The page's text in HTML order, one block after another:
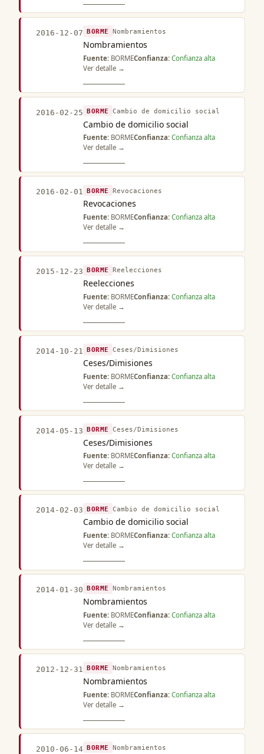
2016-12-07 BORME Nombramientos
Nombramientos
Fuente: BORMEConfianza: Confianza alta
Ver detalle →
2016-02-25 BORME Cambio de domicilio social
Cambio de domicilio social
Fuente: BORMEConfianza: Confianza alta
Ver detalle →
2016-02-01 BORME Revocaciones
Revocaciones
Fuente: BORMEConfianza: Confianza alta
Ver detalle →
2015-12-23 BORME Reelecciones
Reelecciones
Fuente: BORMEConfianza: Confianza alta
Ver detalle →
2014-10-21 BORME Ceses/Dimisiones
Ceses/Dimisiones
Fuente: BORMEConfianza: Confianza alta
Ver detalle →
2014-05-13 BORME Ceses/Dimisiones
Ceses/Dimisiones
Fuente: BORMEConfianza: Confianza alta
Ver detalle →
2014-02-03 BORME Cambio de domicilio social
Cambio de domicilio social
Fuente: BORMEConfianza: Confianza alta
Ver detalle →
2014-01-30 BORME Nombramientos
Nombramientos
Fuente: BORMEConfianza: Confianza alta
Ver detalle →
2012-12-31 BORME Nombramientos
Nombramientos
Fuente: BORMEConfianza: Confianza alta
Ver detalle →
2010-06-14 BORME Nombramientos